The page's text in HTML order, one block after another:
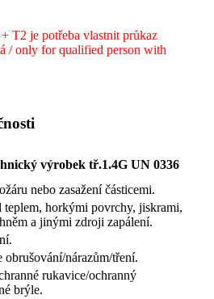
T2 je potřeba vlastnit průkaz
/ only for qualified person with
výrobek tř.1.4G UN 0336
nebo zasažení částicemi.
teplem, horkými povrchy, jiskrami,
a jinými zdroji zapálení.
obrušování/nárazům/tření.
rukavice/ochranný
brýle.